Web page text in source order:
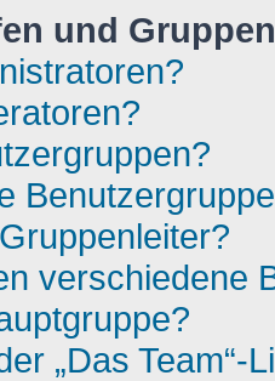
und Gruppen
verschiedene
„Das Team“-